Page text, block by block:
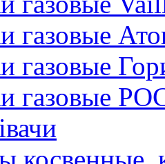
газовые
газовые
газовые